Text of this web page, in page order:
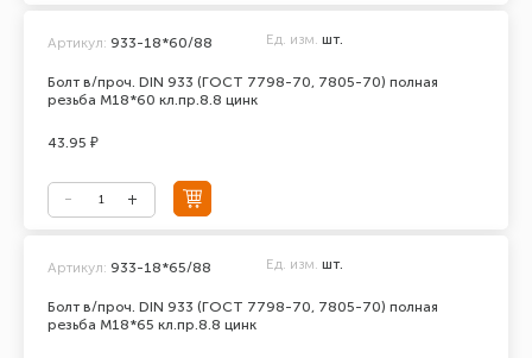
Болт в/проч. DIN 933 (ГОСТ 7798-70, 7805-70) полная
резьба М18*60 кл.пр.8.8 цинк
Артикул: 933-18*60/88 Ед. изм. шт.
43.95 ₽
Болт в/проч. DIN 933 (ГОСТ 7798-70, 7805-70) полная
резьба М18*65 кл.пр.8.8 цинк
Артикул: 933-18*65/88 Ед. изм. шт.